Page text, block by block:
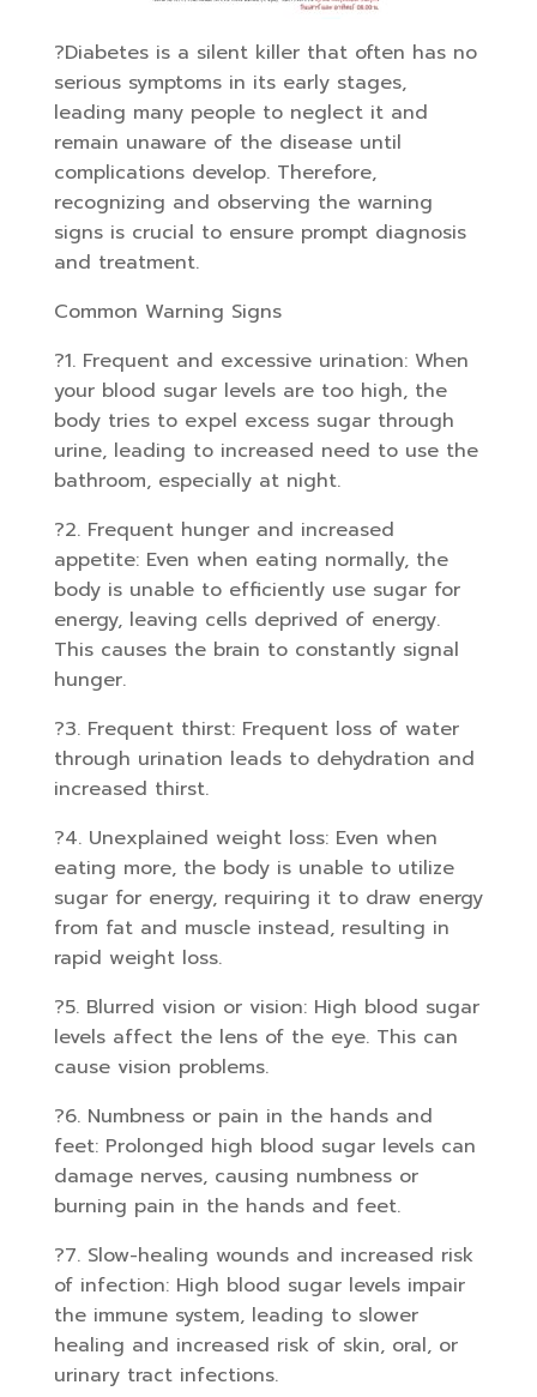
?Diabetes is a silent killer that often has no
serious symptoms in its early stages,
leading many people to neglect it and
remain unaware of the disease until
complications develop. Therefore,
recognizing and observing the warning
signs is crucial to ensure prompt diagnosis
and treatment.
Common Warning Signs
?1. Frequent and excessive urination: When
your blood sugar levels are too high, the
body tries to expel excess sugar through
urine, leading to increased need to use the
bathroom, especially at night.
?2. Frequent hunger and increased
appetite: Even when eating normally, the
body is unable to efficiently use sugar for
energy, leaving cells deprived of energy.
This causes the brain to constantly signal
hunger.
?3. Frequent thirst: Frequent loss of water
through urination leads to dehydration and
increased thirst.
?4. Unexplained weight loss: Even when
eating more, the body is unable to utilize
sugar for energy, requiring it to draw energy
from fat and muscle instead, resulting in
rapid weight loss.
?5. Blurred vision or vision: High blood sugar
levels affect the lens of the eye. This can
cause vision problems.
?6. Numbness or pain in the hands and
feet: Prolonged high blood sugar levels can
damage nerves, causing numbness or
burning pain in the hands and feet.
?7. Slow-healing wounds and increased risk
of infection: High blood sugar levels impair
the immune system, leading to slower
healing and increased risk of skin, oral, or
urinary tract infections.